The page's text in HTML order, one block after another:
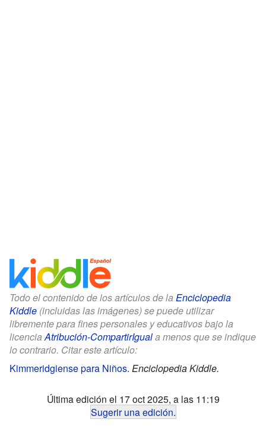
Todo el contenido de los artículos de la Enciclopedia
Kiddle (incluidas las imágenes) se puede utilizar
libremente para fines personales y educativos bajo la
licenciaAtribución-CompartirIguala menos que se indique
lo contrario. Citar este artículo:
Kimmeridgiense para Niños. Enciclopedia Kiddle.
Última edición el 17 oct 2025, a las 11:19
Sugerir una edición.